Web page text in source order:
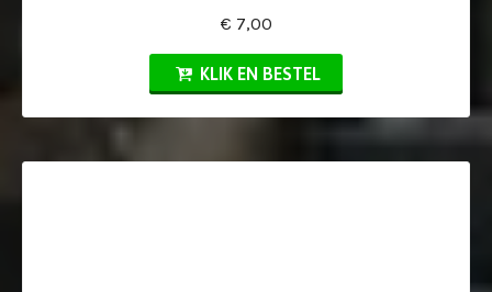
€ 7,00
KLIK EN BESTEL